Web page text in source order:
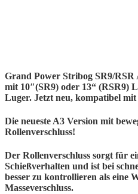
Grand Power Stribog SR9/RSR
mit 10″(SR9) oder 13“ (RSR9)
Luger. Jetzt neu, kompatibel
Die neueste A3 Version mit
Rollenverschluss!
Der Rollenverschluss sorgt für
Schießverhalten und ist bei
besser zu kontrollieren als eine
Masseverschluss.